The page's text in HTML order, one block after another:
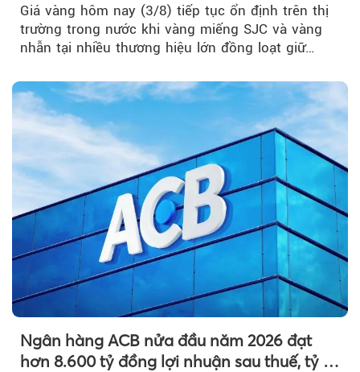
Giá vàng hôm nay (3/8) tiếp tục ổn định trên thị
trường trong nước khi vàng miếng SJC và vàng
nhẫn tại nhiều thương hiệu lớn đồng loạt giữ
Ngân hàng ACB nửa đầu năm 2026 đạt
hơn 8.600 tỷ đồng lợi nhuận sau thuế, tỷ lệ